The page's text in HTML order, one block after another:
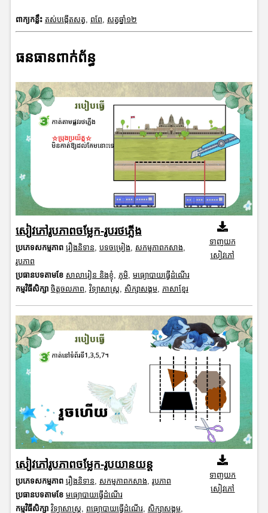
ពាក្យកន្លឹះ តស់បង្កើតសត្វ, ពពែ, សត្វឆ្នាំ១២
ធនធានពាក់ព័ន្ធ
សៀវភៅរូបភាពចម្លែក-រូបរថភ្លើង
ប្រភេទសកម្មភាព រឿងនិទាន, បទចម្រៀង, សកម្មភាពកសាង,
រូបភាព
ប្រធានបទតាមខែ សាលារៀន និងខ្ញុំ, ភូមិ, មធ្យោបាយធ្វើដំណើរ
កម្មវិធីសិក្សា ចិត្តចលភាព, វិទ្យាសាស្រ្ត, សិក្សាសង្គម, ភាសាខ្មែរ
ទាញយក
សៀវភៅ
សៀវភៅរូបភាពចម្លែក-រូបយានយន្ត
ប្រភេទសកម្មភាព រឿងនិទាន សកម្មភាពកសាង រូបភាព
ប្រធានបទតាមខែ មធ្យោបាយធ្វើដំណើរ
កម្មវិធីសិក្សា វិទ្យាសាស្រ្ត ពធ្យោបាយធ្វើដំណើរ, សិក្សាសង្គម,
ទាញយក
សៀវភៅ